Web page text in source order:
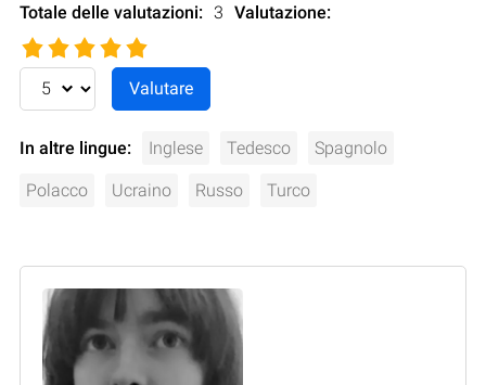
Totale delle valutazioni: 3 Valutazione:
In altre lingue: Inglese Tedesco Spagnolo
Polacco Ucraino Russo Turco